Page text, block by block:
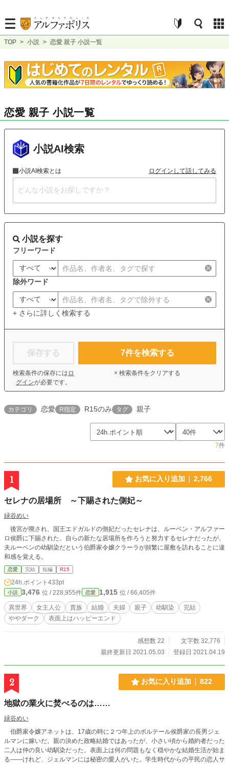
TOP > 小説 > 恋愛 親子 小説一覧
恋愛 親子 小説一覧
小説AI検索
小説AI検索とは ログインして話してみる
小説を探す
フリーワード
除外ワード
+ さらに詳しく検索する
保存する
検索条件の保存には ロ
グインが必要です。
7件を検索する
× 検索条件をクリアする
カテゴリ 恋愛 R指定 R15のみ タグ 親子
7件
1 お気に入り追加 2,766
セレナの居場所 ～下賜された側妃～
緑谷めい
後宮が廃され、国王エドガルドの側妃だったセレナは、ルーベン・アルファー
ロ侯爵に下賜された。自らの新たな居場所を作ろうと努力するセレナだったが、
夫ルーベンの幼馴染だという伯爵家令嬢クラーラが頻繁に屋敷を訪れることに違
和感を覚える。
恋愛 完結 短編 R15
24h.ポイント 433pt
小説 3,476 位 / 228,955件 恋愛 1,915 位 / 66,405件
異世界 女主人公 貴族 結婚 夫婦 親子 幼馴染
完結
ややダーク
表面上はハッピーエンド
感想数 22
文字数 32,776
最終更新日 2021.05.03
登録日 2021.04.19
2 お気に入り追加 822
地獄の業火に焚べるのは……
緑谷めい
伯爵家令嬢アネットは、17歳の時に２つ年上のボルテール侯爵家の長男ジェ
ルマンに嫁いだ。親の決めた政略結婚ではあったが、小さい頃から婚約者だった
二人は仲の良い幼馴染だった。表面上は何の問題もなく穏やかな結婚生活が始ま
る――けれど、ジェルマンには秘密の愛人がいた。学生時代からの平民の恋人サ